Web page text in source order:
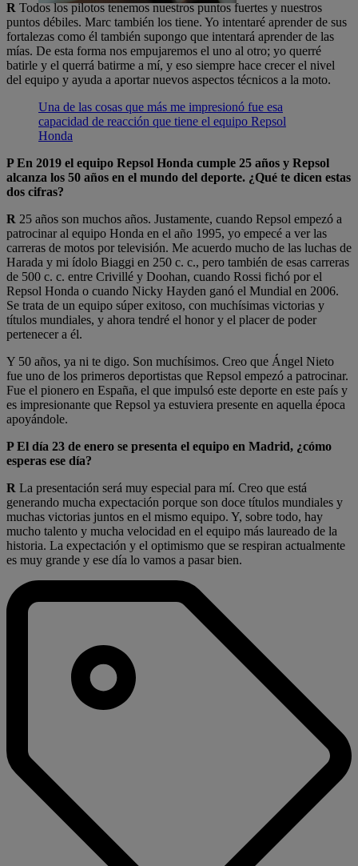
R Todos los pilotos tenemos nuestros puntos fuertes y nuestros
puntos débiles. Marc también los tiene. Yo intentaré aprender de sus
fortalezas como él también supongo que intentará aprender de las
mías. De esta forma nos empujaremos el uno al otro; yo querré
batirle y el querrá batirme a mí, y eso siempre hace crecer el nivel
del equipo y ayuda a aportar nuevos aspectos técnicos a la moto.
Una de las cosas que más me impresionó fue esa
capacidad de reacción que tiene el equipo Repsol
Honda
P En 2019 el equipo Repsol Honda cumple 25 años y Repsol
alcanza los 50 años en el mundo del deporte. ¿Qué te dicen estas
dos cifras?
R 25 años son muchos años. Justamente, cuando Repsol empezó a
patrocinar al equipo Honda en el año 1995, yo empecé a ver las
carreras de motos por televisión. Me acuerdo mucho de las luchas de
Harada y mi ídolo Biaggi en 250 c. c., pero también de esas carreras
de 500 c. c. entre Crivillé y Doohan, cuando Rossi fichó por el
Repsol Honda o cuando Nicky Hayden ganó el Mundial en 2006.
Se trata de un equipo súper exitoso, con muchísimas victorias y
títulos mundiales, y ahora tendré el honor y el placer de poder
pertenecer a él.
Y 50 años, ya ni te digo. Son muchísimos. Creo que Ángel Nieto
fue uno de los primeros deportistas que Repsol empezó a patrocinar.
Fue el pionero en España, el que impulsó este deporte en este país y
es impresionante que Repsol ya estuviera presente en aquella época
apoyándole.
P El día 23 de enero se presenta el equipo en Madrid, ¿cómo
esperas ese día?
R La presentación será muy especial para mí. Creo que está
generando mucha expectación porque son doce títulos mundiales y
muchas victorias juntos en el mismo equipo. Y, sobre todo, hay
mucho talento y mucha velocidad en el equipo más laureado de la
historia. La expectación y el optimismo que se respiran actualmente
es muy grande y ese día lo vamos a pasar bien.